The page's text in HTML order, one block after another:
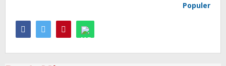
Populer